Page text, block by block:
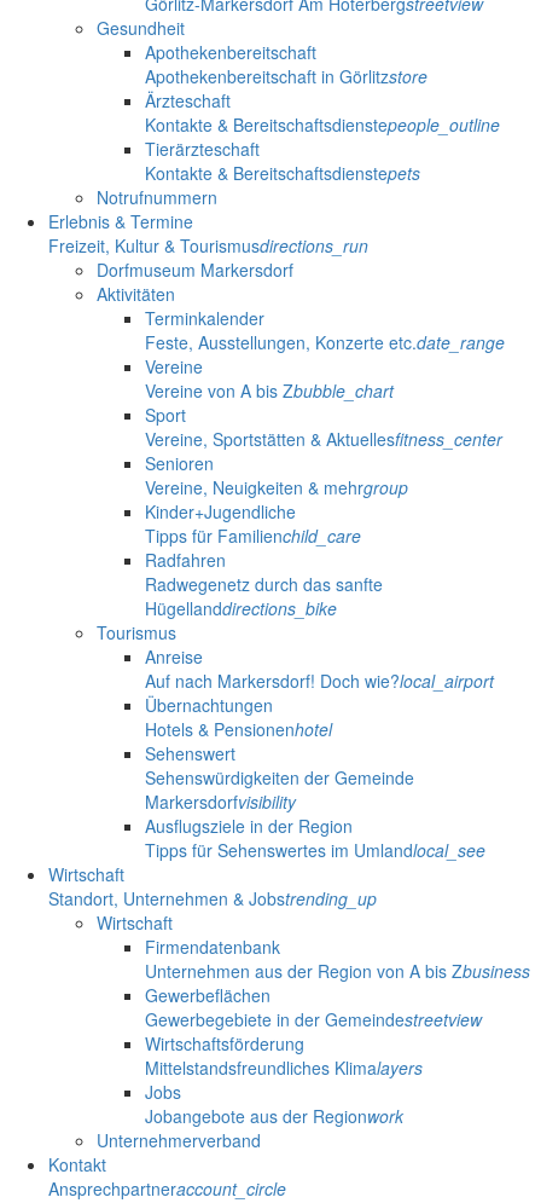
Gesundheit
Apothekenbereitschaft
Apothekenbereitschaft in Görlitzstore
Ärzteschaft
Kontakte & Bereitschaftsdienstepeople_outline
Tierärzteschaft
Kontakte & Bereitschaftsdienstepets
Notrufnummern
Erlebnis & Termine
Freizeit, Kultur & Tourismusdirections_run
Dorfmuseum Markersdorf
Aktivitäten
Terminkalender
Feste, Ausstellungen, Konzerte etc.date_range
Vereine
Vereine von A bis Zbubble_chart
Sport
Vereine, Sportstätten & Aktuellesfitness_center
Senioren
Vereine, Neuigkeiten & mehrgroup
Kinder+Jugendliche
Tipps für Familienchild_care
Radfahren
Radwegenetz durch das sanfte
Hügellanddirections_bike
Tourismus
Anreise
Auf nach Markersdorf! Doch wie?local_airport
Übernachtungen
Hotels & Pensionenhotel
Sehenswert
Sehenswürdigkeiten der Gemeinde
Markersdorfvisibility
Ausflugsziele in der Region
Tipps für Sehenswertes im Umlandlocal_see
Wirtschaft
Standort, Unternehmen & Jobstrending_up
Wirtschaft
Firmendatenbank
Unternehmen aus der Region von A bis Zbusiness
Gewerbeflächen
Gewerbegebiete in der Gemeindestreetview
Wirtschaftsförderung
Mittelstandsfreundliches Klimalayers
Jobs
Jobangebote aus der Regionwork
Unternehmerverband
Kontakt
Ansprechpartneraccount_circle